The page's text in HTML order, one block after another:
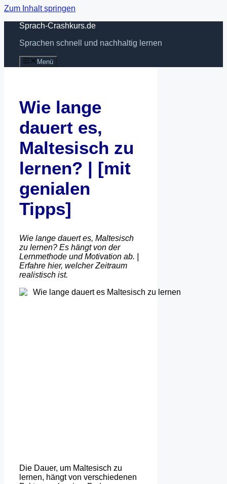
Zum Inhalt springen
Sprach-Crashkurs.de
Sprachen schnell und nachhaltig lernen
Menü
Wie lange
dauert es,
Maltesisch zu
lernen? | [mit
genialen
Tipps]
Wie lange dauert es, Maltesisch
zu lernen? Es hängt von der
Lernmethode und Motivation ab. |
Erfahre hier, welcher Zeitraum
realistisch ist.
Die Dauer, um Maltesisch zu
lernen, hängt von verschiedenen